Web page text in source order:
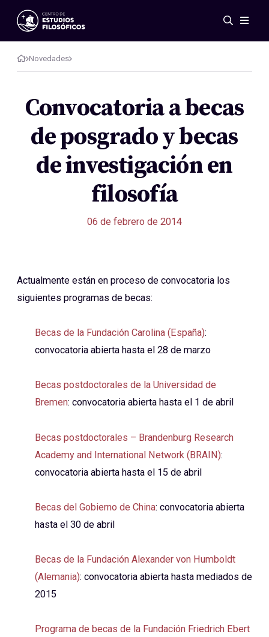
Eventos
Novedades
Investigación
Publicaciones
Galería
Acerca de nosotros
Novedades
Convocatoria a becas
de posgrado y becas
de investigación en
filosofía
06 de febrero de 2014
Actualmente están en proceso de convocatoria los
siguientes programas de becas:
Becas de la Fundación Carolina (España):
convocatoria abierta hasta el 28 de marzo
Becas postdoctorales de la Universidad de
Bremen: convocatoria abierta hasta el 1 de abril
Becas postdoctorales – Brandenburg Research
Academy and International Network (BRAIN):
convocatoria abierta hasta el 15 de abril
Becas del Gobierno de China: convocatoria abierta
hasta el 30 de abril
Becas de la Fundación Alexander von Humboldt
(Alemania): convocatoria abierta hasta mediados de
2015
Programa de becas de la Fundación Friedrich Ebert